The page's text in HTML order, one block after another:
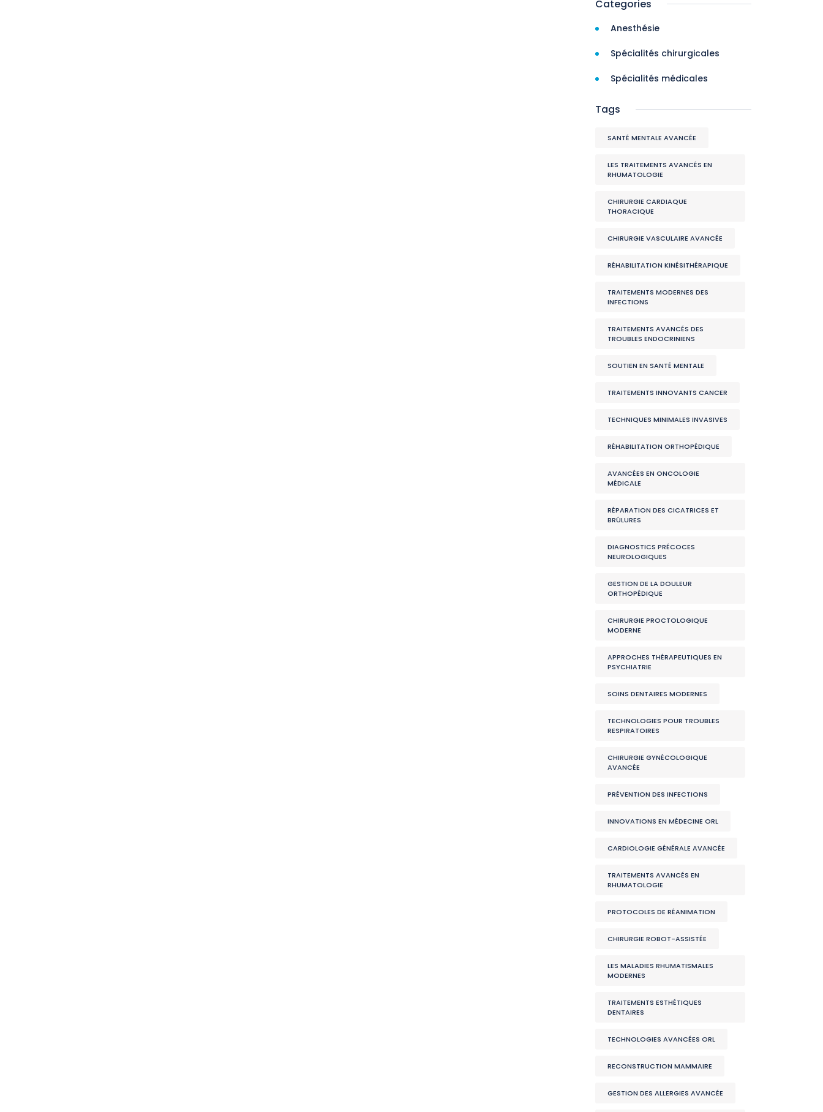
Categories
Anesthésie
Spécialités chirurgicales
Spécialités médicales
Tags
SANTÉ MENTALE AVANCÉE
LES TRAITEMENTS AVANCÉS EN
RHUMATOLOGIE
CHIRURGIE CARDIAQUE
THORACIQUE
CHIRURGIE VASCULAIRE AVANCÉE
RÉHABILITATION KINÉSITHÉRAPIQUE
TRAITEMENTS MODERNES DES
INFECTIONS
TRAITEMENTS AVANCÉS DES
TROUBLES ENDOCRINIENS
SOUTIEN EN SANTÉ MENTALE
TRAITEMENTS INNOVANTS CANCER
TECHNIQUES MINIMALES INVASIVES
RÉHABILITATION ORTHOPÉDIQUE
AVANCÉES EN ONCOLOGIE
MÉDICALE
RÉPARATION DES CICATRICES ET
BRÛLURES
DIAGNOSTICS PRÉCOCES
NEUROLOGIQUES
GESTION DE LA DOULEUR
ORTHOPÉDIQUE
CHIRURGIE PROCTOLOGIQUE
MODERNE
APPROCHES THÉRAPEUTIQUES EN
PSYCHIATRIE
SOINS DENTAIRES MODERNES
TECHNOLOGIES POUR TROUBLES
RESPIRATOIRES
CHIRURGIE GYNÉCOLOGIQUE
AVANCÉE
PRÉVENTION DES INFECTIONS
INNOVATIONS EN MÉDECINE ORL
CARDIOLOGIE GÉNÉRALE AVANCÉE
TRAITEMENTS AVANCÉS EN
RHUMATOLOGIE
PROTOCOLES DE RÉANIMATION
CHIRURGIE ROBOT-ASSISTÉE
LES MALADIES RHUMATISMALES
MODERNES
TRAITEMENTS ESTHÉTIQUES
DENTAIRES
TECHNOLOGIES AVANCÉES ORL
RECONSTRUCTION MAMMAIRE
GESTION DES ALLERGIES AVANCÉE